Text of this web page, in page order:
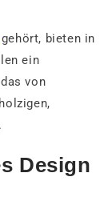
gehört, bieten in
ein
von
Design